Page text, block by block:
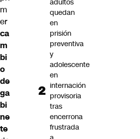
m
er
ca
m
bi
o
de
ga
bi
ne
te
adultos
quedan
en
prisión
preventiva
y
adolescente
en
internación
provisoria
tras
encerrona
frustrada